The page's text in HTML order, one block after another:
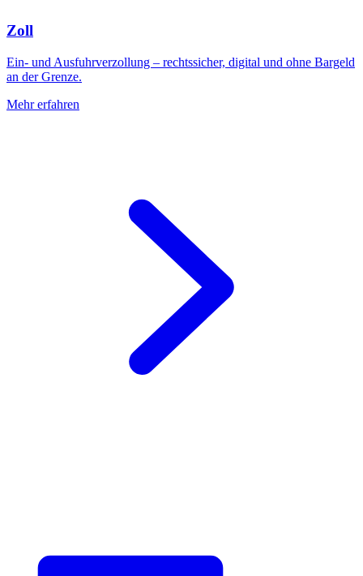
Zoll
Ein- und Ausfuhrverzollung – rechtssicher, digital und ohne Bargeld
an der Grenze.
Mehr erfahren